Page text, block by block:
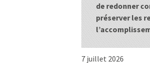
de redonner
préserver les
7 juillet 2026